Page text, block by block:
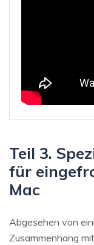
Teil 3.
für
Mac
Abgesehen von
Zusammenhang